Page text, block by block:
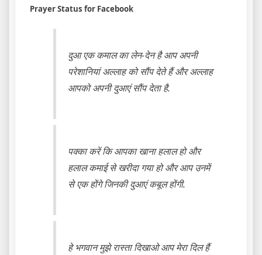
Prayer Status for Facebook
दुआ एक कमाल का लेन-देन है आप अपनी
परेशानियां अल्लाह को सौंप देते हैं और अल्लाह
आपको अपनी दुआएं सौंप देता है.
पक्का करें कि आपका खाना हलाल हो और
हलाल कमाई से खरीदा गया हो और आप उनमें
से एक होंगे जिनकी दुआएं कबूल होंगी.
हे भगवान मुझे रास्ता दिखाओ आप मेरा दिल हैं